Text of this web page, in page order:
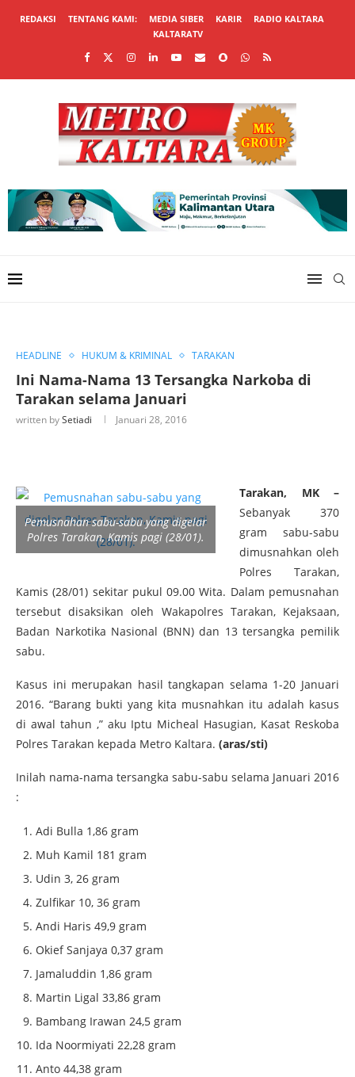
REDAKSI TENTANG KAMI: MEDIA SIBER KARIR
RADIO KALTARA
KALTARATV
HEADLINE HUKUM & KRIMINAL TARAKAN
Ini Nama-Nama 13 Tersangka Narkoba di
Tarakan selama Januari
written bySetiadi Januari 28, 2016
Pemusnahan sabu-sabu yang digelar
Polres Tarakan, Kamis pagi (28/01).
Tarakan, MK –
Sebanyak 370
gram sabu-sabu
dimusnahkan oleh
Polres Tarakan,
Kamis (28/01) sekitar pukul 09.00 Wita. Dalam pemusnahan
tersebut disaksikan oleh Wakapolres Tarakan, Kejaksaan,
Badan Narkotika Nasional (BNN) dan 13 tersangka pemilik
sabu.
Kasus ini merupakan hasil tangkapan selama 1-20 Januari
2016. “Barang bukti yang kita musnahkan itu adalah kasus
di awal tahun ,” aku Iptu Micheal Hasugian, Kasat Reskoba
Polres Tarakan kepada Metro Kaltara. (aras/sti)
Inilah nama-nama tersangka sabu-sabu selama Januari 2016
:
Adi Bulla 1,86 gram
Muh Kamil 181 gram
Udin 3, 26 gram
Zulfikar 10, 36 gram
Andi Haris 49,9 gram
Okief Sanjaya 0,37 gram
Jamaluddin 1,86 gram
Martin Ligal 33,86 gram
Bambang Irawan 24,5 gram
Ida Noormiyati 22,28 gram
Anto 44,38 gram